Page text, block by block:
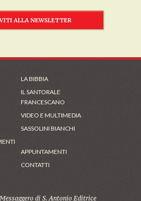
ALLA NEWSLETTER
LA BIBBIA
IL SANTORALE
FRANCESCANO
VIDEO E MULTIMEDIA
SASSOLINI BIANCHI
APPUNTAMENTI
CONTATTI
di S. Antonio Editrice